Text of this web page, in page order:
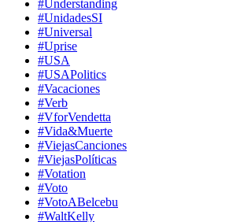
#Understanding
#UnidadesSI
#Universal
#Uprise
#USA
#USAPolitics
#Vacaciones
#Verb
#VforVendetta
#Vida&Muerte
#ViejasCanciones
#ViejasPolíticas
#Votation
#Voto
#VotoABelcebu
#WaltKelly